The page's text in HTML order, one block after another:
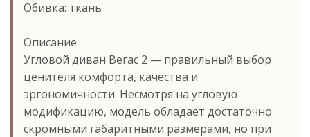
Обивка: ткань
Описание
Угловой диван Вегас 2 — правильный выбор
ценителя комфорта, качества и
эргономичности. Несмотря на угловую
модификацию, модель обладает достаточно
скромными габаритными размерами, но при